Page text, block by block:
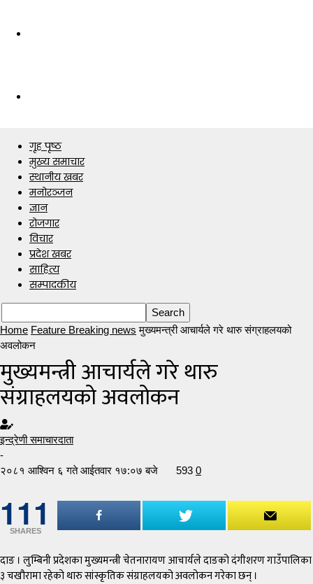
गृह पृष्ठ
मुख्य समाचार
स्थानीय खबर
मनोरञ्जन
ज्ञान
रोजगार
विचार
प्रदेश खबर
साहित्य
सम्पादकीय
Home Feature Breaking news मुख्यमन्त्री आचार्यले गरे थारु संग्राहलयको
अवलोकन
मुख्यमन्त्री आचार्यले गरे थारु
संग्राहलयको अवलोकन
इन्द्रेणी समाचारदाता
-
२०८१ आश्विन ६ गते आईतवार १७:०७ बजे
593 0
111
SHARES
दाङ । लुम्बिनी प्रदेशका मुख्यमन्त्री चेतनारायण आचार्यले दाङको दंगीशरण गाउँपालिका
३ चखौरामा रहेको थारु सांस्कृतिक संग्राहलयको अवलोकन गरेका छन् ।